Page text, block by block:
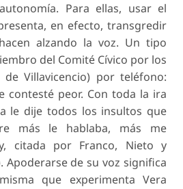
Para ellas, usar el
en efecto, transgredir
alzando la voz. Un tipo
del Comité Cívico por los
de Villavicencio) por teléfono:
contesté peor. Con toda la ira
le dije todos los insultos que
más le hablaba, más me
citada por Franco, Nieto y
Apoderarse de su voz significa
que experimenta Vera